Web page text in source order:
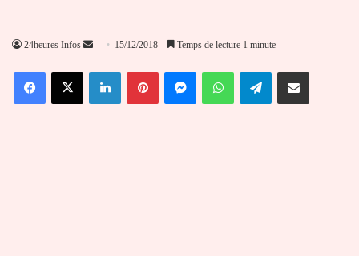
24heures Infos
Envoyer
courriel
15/12/2018 Temps de lecture 1 minute
FacebookX LinkedinPinterestMessengerWhatsAppTelegramPartager par email